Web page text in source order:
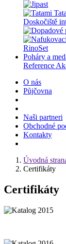
Doskočiště
RinoSet
Poháry a
Reference
O nás
Půjčovna
Naši partneri
Obchodné
Kontakty
Úvodná
Certifikáty
Certifikáty